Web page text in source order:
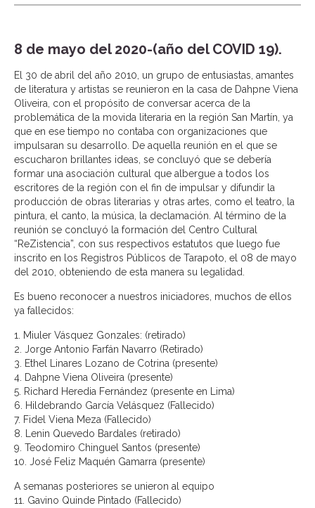
8 de mayo del 2020-(año del COVID 19).
El 30 de abril del año 2010, un grupo de entusiastas, amantes
de literatura y artistas se reunieron en la casa de Dahpne Viena
Oliveira, con el propósito de conversar acerca de la
problemática de la movida literaria en la región San Martín, ya
que en ese tiempo no contaba con organizaciones que
impulsaran su desarrollo. De aquella reunión en el que se
escucharon brillantes ideas, se concluyó que se debería
formar una asociación cultural que albergue a todos los
escritores de la región con el fin de impulsar y difundir la
producción de obras literarias y otras artes, como el teatro, la
pintura, el canto, la música, la declamación. Al término de la
reunión se concluyó la formación del Centro Cultural
“ReZistencia”, con sus respectivos estatutos que luego fue
inscrito en los Registros Públicos de Tarapoto, el 08 de mayo
del 2010, obteniendo de esta manera su legalidad.
Es bueno reconocer a nuestros iniciadores, muchos de ellos
ya fallecidos:
1. Miuler Vásquez Gonzales: (retirado)
2. Jorge Antonio Farfán Navarro (Retirado)
3. Ethel Linares Lozano de Cotrina (presente)
4. Dahpne Viena Oliveira (presente)
5. Richard Heredia Fernández (presente en Lima)
6. Hildebrando García Velásquez (Fallecido)
7. Fidel Viena Meza (Fallecido)
8. Lenin Quevedo Bardales (retirado)
9. Teodomiro Chinguel Santos (presente)
10. José Feliz Maquén Gamarra (presente)
A semanas posteriores se unieron al equipo
11. Gavino Quinde Pintado (Fallecido)